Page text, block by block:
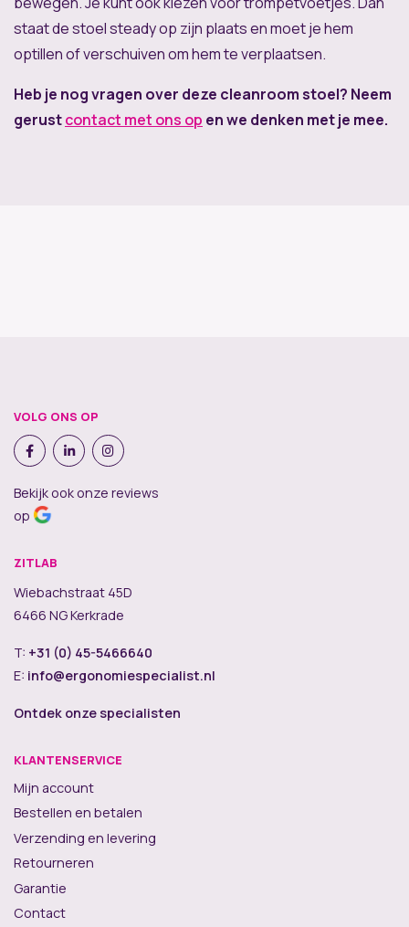
staat de stoel steady op zijn plaats en moet je hem
optillen of verschuiven om hem te verplaatsen.
Heb je nog vragen over deze cleanroom stoel? Neem
gerustcontact met ons op en we denken met je mee.
VOLG ONS OP
Bekijk ook onze reviews
op
ZITLAB
Wiebachstraat 45D
6466 NG Kerkrade
T: +31 (0) 45-5466640
E: info@ergonomiespecialist.nl
Ontdek onze specialisten
KLANTENSERVICE
Mijn account
Bestellen en betalen
Verzending en levering
Retourneren
Garantie
Contact